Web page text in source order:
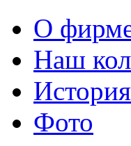
О
Наш
Фото